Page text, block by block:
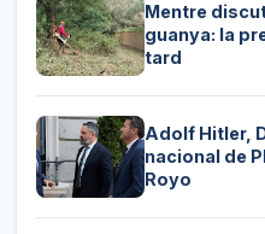
Mentre
guanya: la
tard
Adolf Hitler,
nacional de
Royo